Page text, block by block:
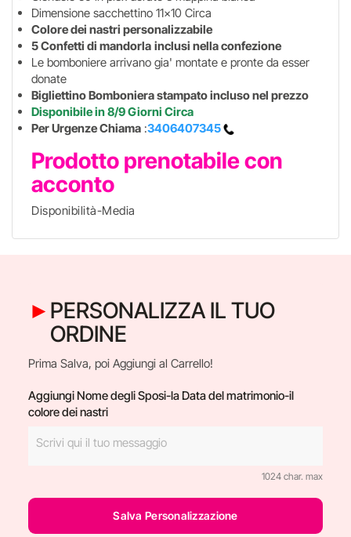
Dimensione sacchettino 11x10 Circa
Colore dei nastri personalizzabile
5 Confetti di mandorla inclusi nella confezione
Le bomboniere arrivano gia' montate e pronte da esser
donate
Bigliettino Bomboniera stampato incluso nel prezzo
Disponibile in 8/9 Giorni Circa
Per Urgenze Chiama :3406407345
Prodotto prenotabile con
acconto
Disponibilità-Media
PERSONALIZZA IL TUO
ORDINE
Prima Salva, poi Aggiungi al Carrello!
Aggiungi Nome degli Sposi-la Data del matrimonio-il
colore dei nastri
1024 char. max
Salva Personalizzazione